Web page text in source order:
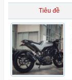
Tiêu đề